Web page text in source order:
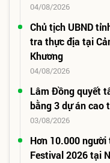
04/08/2026
Chủ tịch UBND
tra thực địa tại
Khương
04/08/2026
Lâm Đồng quyết
bằng 3 dự án cao
03/08/2026
Hơn 10.000
Festival 2026 tại